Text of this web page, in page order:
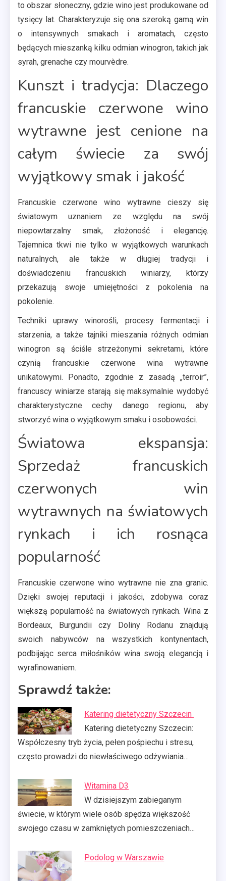
to obszar słoneczny, gdzie wino jest produkowane od
tysięcy lat. Charakteryzuje się ona szeroką gamą win
o intensywnych smakach i aromatach, często
będących mieszanką kilku odmian winogron, takich jak
syrah, grenache czy mourvèdre.
Kunszt i tradycja: Dlaczego
francuskie czerwone wino
wytrawne jest cenione na
całym świecie za swój
wyjątkowy smak i jakość
Francuskie czerwone wino wytrawne cieszy się
światowym uznaniem ze względu na swój
niepowtarzalny smak, złożoność i elegancję.
Tajemnica tkwi nie tylko w wyjątkowych warunkach
naturalnych, ale także w długiej tradycji i
doświadczeniu francuskich winiarzy, którzy
przekazują swoje umiejętności z pokolenia na
pokolenie.
Techniki uprawy winorośli, procesy fermentacji i
starzenia, a także tajniki mieszania różnych odmian
winogron są ściśle strzeżonymi sekretami, które
czynią francuskie czerwone wina wytrawne
unikatowymi. Ponadto, zgodnie z zasadą „terroir”,
francuscy winiarze starają się maksymalnie wydobyć
charakterystyczne cechy danego regionu, aby
stworzyć wina o wyjątkowym smaku i osobowości.
Światowa ekspansja:
Sprzedaż francuskich
czerwonych win
wytrawnych na światowych
rynkach i ich rosnąca
popularność
Francuskie czerwone wino wytrawne nie zna granic.
Dzięki swojej reputacji i jakości, zdobywa coraz
większą popularność na światowych rynkach. Wina z
Bordeaux, Burgundii czy Doliny Rodanu znajdują
swoich nabywców na wszystkich kontynentach,
podbijając serca miłośników wina swoją elegancją i
wyrafinowaniem.
Sprawdź także:
Katering dietetyczny Szczecin
Katering dietetyczny Szczecin:
Współczesny tryb życia, pełen pośpiechu i stresu,
często prowadzi do niewłaściwego odżywiania…
Witamina D3
W dzisiejszym zabieganym
świecie, w którym wiele osób spędza większość
swojego czasu w zamkniętych pomieszczeniach…
Podolog w Warszawie